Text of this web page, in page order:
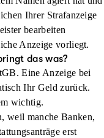
Ihrer Strafanzeige
bearbeiten
Anzeige vorliegt.
das was?
Eine Anzeige bei
Ihr Geld zurück.
wichtig.
weil manche Banken,
erst